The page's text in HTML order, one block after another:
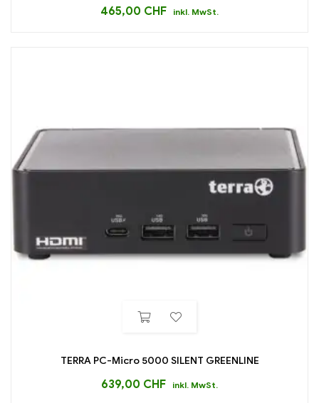
465,00 CHF inkl. MwSt.
TERRA PC-Micro 5000 SILENT GREENLINE
639,00 CHF inkl. MwSt.